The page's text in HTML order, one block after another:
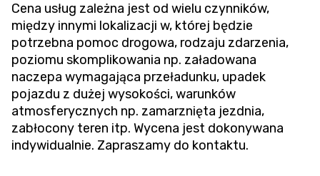
Cena usług zależna jest od wielu czynników,
między innymi lokalizacji w, której będzie
potrzebna pomoc drogowa, rodzaju zdarzenia,
poziomu skomplikowania np. załadowana
naczepa wymagająca przeładunku, upadek
pojazdu z dużej wysokości, warunków
atmosferycznych np. zamarznięta jezdnia,
zabłocony teren itp. Wycena jest dokonywana
indywidualnie. Zapraszamy do kontaktu.